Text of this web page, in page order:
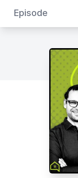
Episode